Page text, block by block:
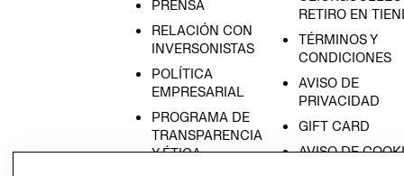
PRENSA
RELACIÓN CON
INVERSONISTAS
POLÍTICA
EMPRESARIAL
PROGRAMA DE
TRANSPARENCIA
Y ÉTICA
RETIRO EN
TÉRMINOS Y
CONDICIONES
AVISO DE
PRIVACIDAD
GIFT CARD
AVISO DE